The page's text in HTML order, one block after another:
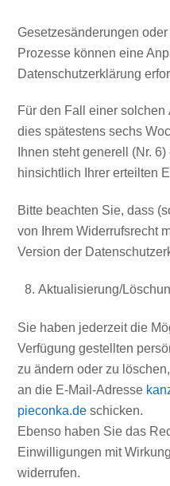
Gesetzesänderungen
Prozesse können eine
Datenschutzerklärung
Für den Fall einer
dies spätestens sechs
Ihnen steht generell (Nr.
hinsichtlich Ihrer erteilten
Bitte beachten Sie, dass
von Ihrem Widerrufsrecht
Version der
Aktualisierung/
Sie haben jederzeit die
Verfügung gestellten
zu ändern oder zu
an die E-Mail-Adresse
pieconka.de schicken.
Ebenso haben Sie das
Einwilligungen mit
widerrufen.